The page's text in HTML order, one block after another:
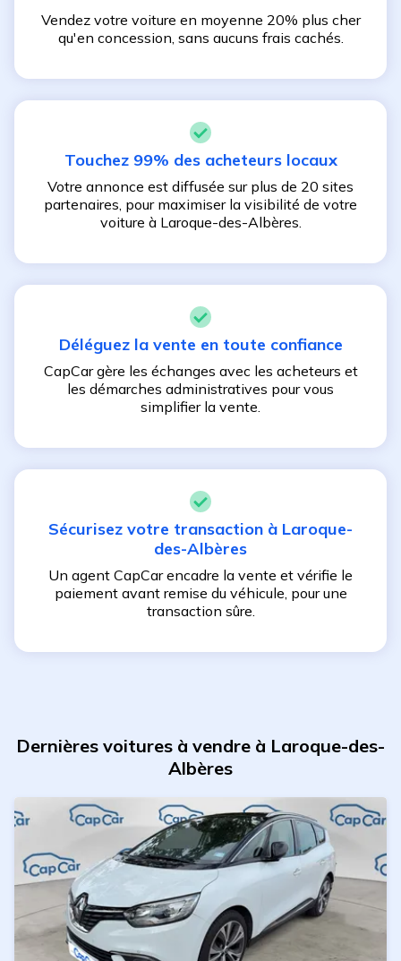
Vendez votre voiture en moyenne 20% plus cher
qu'en concession, sans aucuns frais cachés.
Touchez 99% des acheteurs locaux
Votre annonce est diffusée sur plus de 20 sites
partenaires, pour maximiser la visibilité de votre
voiture à Laroque-des-Albères.
Déléguez la vente en toute confiance
CapCar gère les échanges avec les acheteurs et
les démarches administratives pour vous
simplifier la vente.
Sécurisez votre transaction à Laroque-
des-Albères
Un agent CapCar encadre la vente et vérifie le
paiement avant remise du véhicule, pour une
transaction sûre.
Dernières voitures à vendre à Laroque-des-
Albères